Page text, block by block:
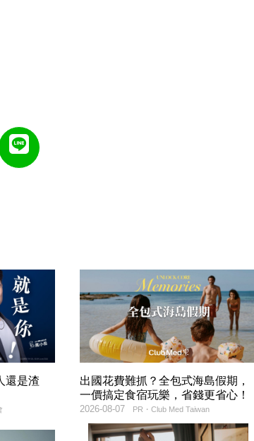
還是渣
出國花費難抓？全包式海島假期，
一價搞定食宿玩樂，省錢更省心！
PR・Club Med Taiwan
2026-08-07